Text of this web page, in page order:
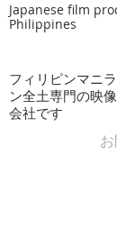
Japanese film
Philippines
フィリピンマニ
ン全土専門の映
会社です